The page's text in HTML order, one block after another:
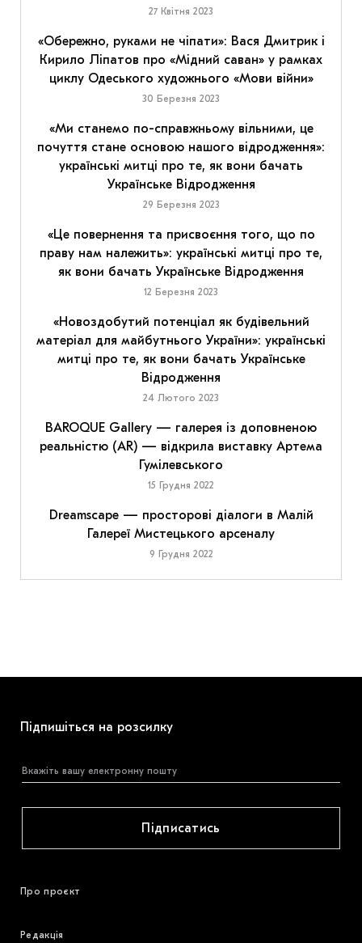
27 Квітня 2023
«Обережно, руками не чіпати»: Вася Дмитрик і
Кирило Ліпатов про «Мідний саван» у рамках
циклу Одеського художнього «Мови війни»
30 Березня 2023
«Ми станемо по-справжньому вільними, це
почуття стане основою нашого відродження»:
українські митці про те, як вони бачать
Українське Відродження
29 Березня 2023
«Це повернення та присвоєння того, що по
праву нам належить»: українські митці про те,
як вони бачать Українське Відродження
12 Березня 2023
«Новоздобутий потенціал як будівельний
матеріал для майбутнього України»: українські
митці про те, як вони бачать Українське
Відродження
24 Лютого 2023
BAROQUE Gallery — галерея із доповненою
реальністю (AR) — відкрила виставку Артема
Гумілевського
15 Грудня 2022
Dreamscape — просторові діалоги в Малій
Галереї Мистецького арсеналу
9 Грудня 2022
Підпишіться на розсилку
Підписатись
Про проєкт
Редакція